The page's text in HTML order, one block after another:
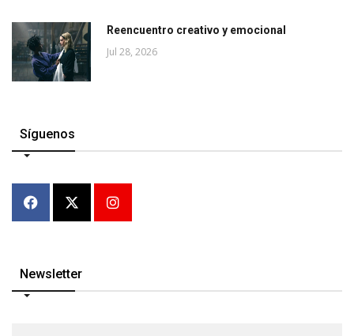
Reencuentro creativo y emocional
Jul 28, 2026
Síguenos
Newsletter